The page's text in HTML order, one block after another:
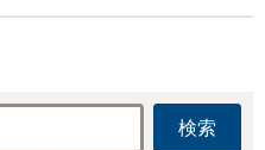
検索